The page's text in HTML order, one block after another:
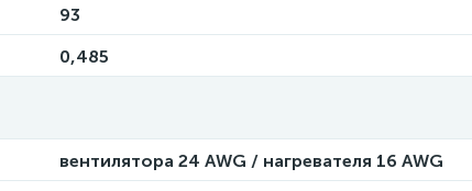
93
0,485
вентилятора 24 AWG / нагревателя 16 AWG